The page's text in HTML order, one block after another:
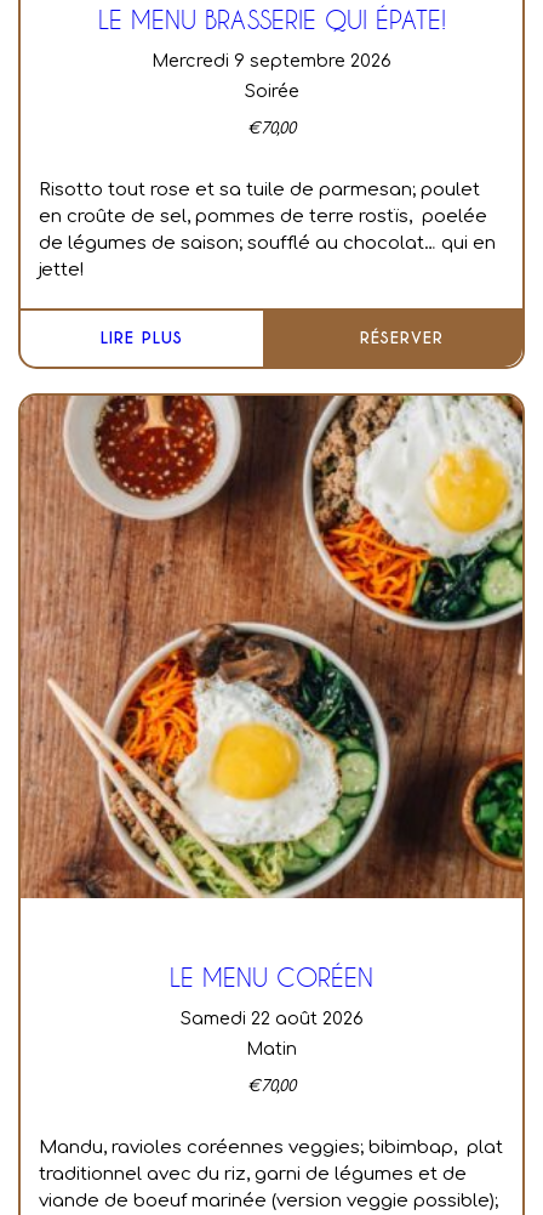
LE MENU BRASSERIE QUI ÉPATE!
mercredi 9 septembre 2026
Soirée
€70,00
Risotto tout rose et sa tuile de parmesan; poulet
en croûte de sel, pommes de terre rostïs, poelée
de légumes de saison; soufflé au chocolat… qui en
jette!
LIRE PLUS RÉSERVER
LE MENU CORÉEN
samedi 22 août 2026
Matin
€70,00
Mandu, ravioles coréennes veggies; bibimbap, plat
traditionnel avec du riz, garni de légumes et de
viande de boeuf marinée (version veggie possible);